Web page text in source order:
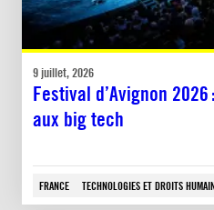
9 juillet, 2026
Festival d’Avignon
aux big tech
FRANCE TECHNOLOGIES ET DROITS